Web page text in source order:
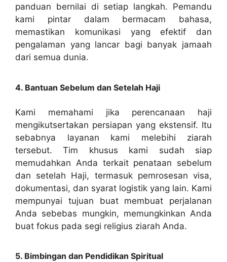
panduan bernilai di setiap langkah. Pemandu
kami pintar dalam bermacam bahasa,
memastikan komunikasi yang efektif dan
pengalaman yang lancar bagi banyak jamaah
dari semua dunia.
4. Bantuan Sebelum dan Setelah Haji
Kami memahami jika perencanaan haji
mengikutsertakan persiapan yang ekstensif. Itu
sebabnya layanan kami melebihi ziarah
tersebut. Tim khusus kami sudah siap
memudahkan Anda terkait penataan sebelum
dan setelah Haji, termasuk pemrosesan visa,
dokumentasi, dan syarat logistik yang lain. Kami
mempunyai tujuan buat membuat perjalanan
Anda sebebas mungkin, memungkinkan Anda
buat fokus pada segi religius ziarah Anda.
5. Bimbingan dan Pendidikan Spiritual